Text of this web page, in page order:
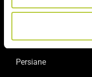
Porte
Persiane